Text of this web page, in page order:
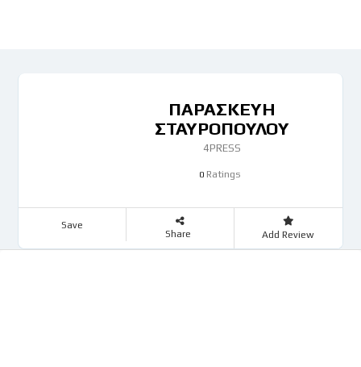
ΠΑΡΑΣΚΕΥΗ
ΣΤΑΥΡΟΠΟΥΛΟΥ
4PRESS
0Ratings
Save
Share Add Review